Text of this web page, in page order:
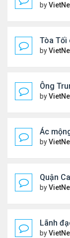
by
Tòa Tối
by
Ông
by
Ác
by
Quận
by
Lãnh
by